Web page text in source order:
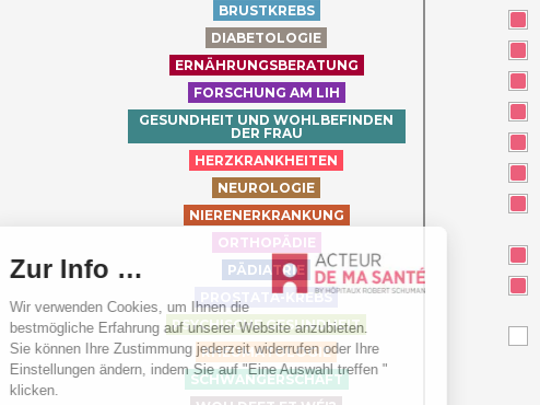
BRUSTKREBS
DIABETOLOGIE
ERNÄHRUNGSBERATUNG
FORSCHUNG AM LIH
GESUNDHEIT UND WOHLBEFINDEN
DER FRAU
HERZKRANKHEITEN
NEUROLOGIE
NIERENERKRANKUNG
ORTHOPÄDIE
PÄDIATRIE
PROSTATA-KREBS
PSYCHISCHE GESUNDHEIT
RHEUMATOLOGIE
SCHWANGERSCHAFT